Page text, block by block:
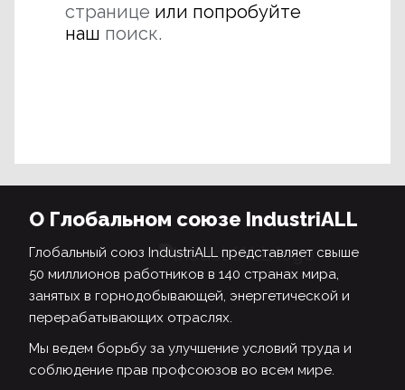
странице или попробуйте
наш поиск.
О Глобальном союзе IndustriALL
Глобальный союз IndustriALL представляет свыше
50 миллионов работников в 140 странах мира,
занятых в горнодобывающей, энергетической и
перерабатывающих отраслях.
Мы ведем борьбу за улучшение условий труда и
соблюдение прав профсоюзов во всем мире.